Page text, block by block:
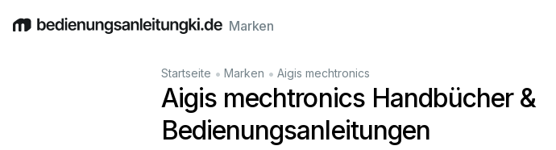
EnglishDeutschEspañolItalianoFrançais
Marken
Startseite • Marken • Aigis mechtronics
Aigis mechtronics Handbücher &
Bedienungsanleitungen